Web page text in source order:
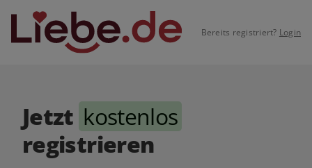
Bereits registriert? Login
Jetzt kostenlos
registrieren